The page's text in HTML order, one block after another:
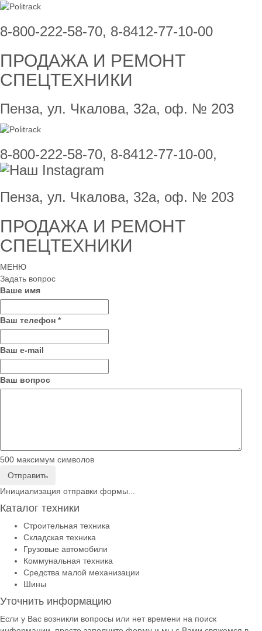
8-800-222-58-70, 8-8412-77-10-00
ПРОДАЖА И РЕМОНТ
СПЕЦТЕХНИКИ
Пенза, ул. Чкалова, 32а, оф. № 203
8-800-222-58-70, 8-8412-77-10-00,
Пенза, ул. Чкалова, 32а, оф. № 203
ПРОДАЖА И РЕМОНТ
СПЕЦТЕХНИКИ
МЕНЮ
Задать вопрос
Ваше имя
Ваш телефон *
Ваш е-mail
Ваш вопрос
500 максимум символов
Отправить
Инициализация отправки формы...
Каталог техники
Строительная техника
Складская техника
Грузовые автомобили
Коммунальная техника
Средства малой механизации
Шины
Уточнить информацию
Если у Вас возникли вопросы или нет времени на поиск